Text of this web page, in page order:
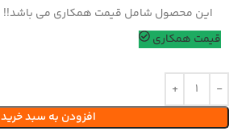
این محصول شامل قیمت همکاری می باشد!!
قیمت همکاری
افزودن به سبد خرید